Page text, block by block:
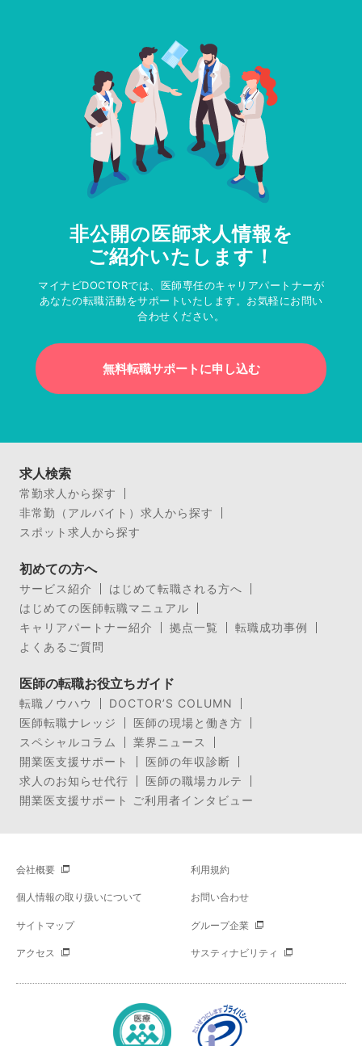
非公開の医師求人情報を
ご紹介いたします！
マイナビDOCTORでは、医師専任のキャリアパートナーが
あなたの転職活動をサポートいたします。お気軽にお問い
合わせください。
無料転職サポートに申し込む
求人検索
常勤求人から探す
非常勤（アルバイト）求人から探す
スポット求人から探す
初めての方へ
サービス紹介
はじめて転職される方へ
はじめての医師転職マニュアル
キャリアパートナー紹介
拠点一覧
転職成功事例
よくあるご質問
医師の転職お役立ちガイド
転職ノウハウ
DOCTOR’S COLUMN
医師転職ナレッジ
医師の現場と働き方
スペシャルコラム
業界ニュース
開業医支援サポート
医師の年収診断
求人のお知らせ代行
医師の職場カルテ
開業医支援サポート ご利用者インタビュー
会社概要 利用規約
個人情報の取り扱いについて お問い合わせ
サイトマップ グループ企業
アクセス サスティナビリティ